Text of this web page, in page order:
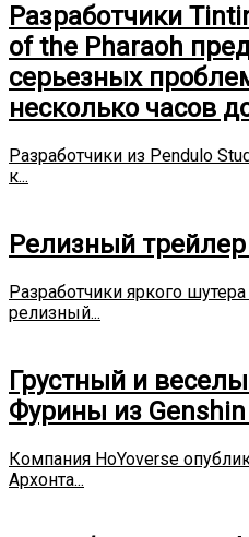
Разработчики
of the Pharaoh
серьезных
несколько часов
Разработчики из Pendulo
к...
Релизный трейлер
Разработчики яркого
релизный...
Грустный и
Фурины из
Компания HoYoverse
Архонта...